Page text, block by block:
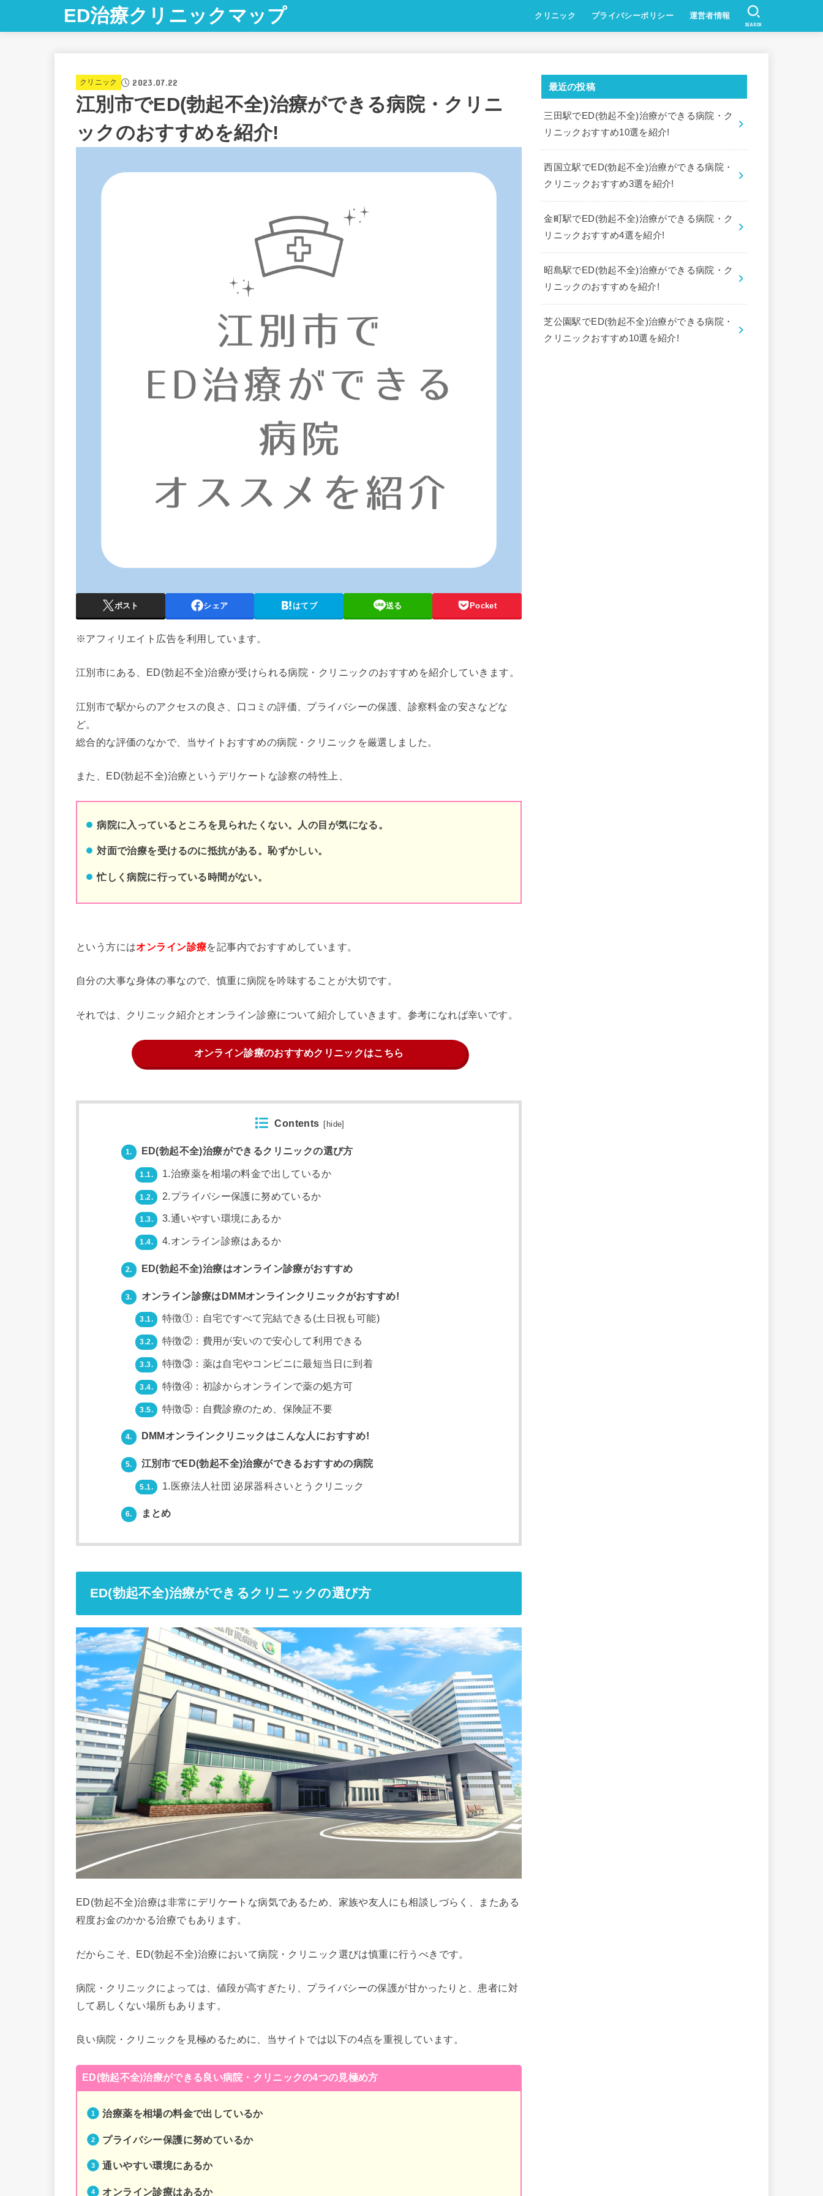
ED治療クリニックマップ クリニック プライバシーポリシー 運営者情報
SEARCH
クリニック 2023.07.22
江別市でED(勃起不全)治療ができる病院・クリニ
ックのおすすめを紹介!
ポスト シェア はてブ 送る Pocket
※アフィリエイト広告を利用しています。
江別市にある、ED(勃起不全)治療が受けられる病院・クリニックのおすすめを紹介していきます。
江別市で駅からのアクセスの良さ、口コミの評価、プライバシーの保護、診察料金の安さなどな
ど。
総合的な評価のなかで、当サイトおすすめの病院・クリニックを厳選しました。
また、ED(勃起不全)治療というデリケートな診察の特性上、
病院に入っているところを見られたくない。人の目が気になる。
対面で治療を受けるのに抵抗がある。恥ずかしい。
忙しく病院に行っている時間がない。
という方にはオンライン診療を記事内でおすすめしています。
自分の大事な身体の事なので、慎重に病院を吟味することが大切です。
それでは、クリニック紹介とオンライン診療について紹介していきます。参考になれば幸いです。
オンライン診療のおすすめクリニックはこちら
Contents hide
1. ED(勃起不全)治療ができるクリニックの選び方
1.1. 1.治療薬を相場の料金で出しているか
1.2. 2.プライバシー保護に努めているか
1.3. 3.通いやすい環境にあるか
1.4. 4.オンライン診療はあるか
2. ED(勃起不全)治療はオンライン診療がおすすめ
3. オンライン診療はDMMオンラインクリニックがおすすめ!
3.1. 特徴①：自宅ですべて完結できる(土日祝も可能)
3.2. 特徴②：費用が安いので安心して利用できる
3.3. 特徴③：薬は自宅やコンビニに最短当日に到着
3.4. 特徴④：初診からオンラインで薬の処方可
3.5. 特徴⑤：自費診療のため、保険証不要
4. DMMオンラインクリニックはこんな人におすすめ!
5. 江別市でED(勃起不全)治療ができるおすすめの病院
5.1. 1.医療法人社団 泌尿器科さいとうクリニック
6. まとめ
ED(勃起不全)治療ができるクリニックの選び方
ED(勃起不全)治療は非常にデリケートな病気であるため、家族や友人にも相談しづらく、またある
程度お金のかかる治療でもあります。
だからこそ、ED(勃起不全)治療において病院・クリニック選びは慎重に行うべきです。
病院・クリニックによっては、値段が高すぎたり、プライバシーの保護が甘かったりと、患者に対
して易しくない場所もあります。
良い病院・クリニックを見極めるために、当サイトでは以下の4点を重視しています。
ED(勃起不全)治療ができる良い病院・クリニックの4つの見極め方
治療薬を相場の料金で出しているか
プライバシー保護に努めているか
通いやすい環境にあるか
オンライン診療はあるか
最近の投稿
三田駅でED(勃起不全)治療ができる病院・ク
リニックおすすめ10選を紹介!
西国立駅でED(勃起不全)治療ができる病院・
クリニックおすすめ3選を紹介!
金町駅でED(勃起不全)治療ができる病院・ク
リニックおすすめ4選を紹介!
昭島駅でED(勃起不全)治療ができる病院・ク
リニックのおすすめを紹介!
芝公園駅でED(勃起不全)治療ができる病院・
クリニックおすすめ10選を紹介!